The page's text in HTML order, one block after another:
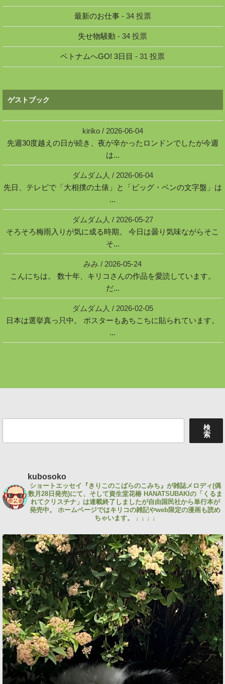
最新のお仕事- 34 投票
失せ物騒動 - 34 投票
ベトナムへGO! 3日目 - 31 投票
ゲストブック
kiriko/ 2026-06-04
先週30度越えの日が続き、夜が辛かったロンドンでしたが今週
は...
ダムダム人 / 2026-06-04
先日、テレビで「大相撲の土俵」と「ビッグ・ベンの文字盤」は
...
ダムダム人 / 2026-05-27
そろそろ梅雨入りが気に成る時期。 今日は曇り気味ながらそこ
そ...
みみ / 2026-05-24
こんにちは。 数十年、キリコさんの作品を愛読しています。
だ...
ダムダム人 / 2026-02-05
日本は選挙真っ只中。 ポスターもあちこちに貼られています。
...
検
索
kubosoko
ショートエッセイ『きりこのこばらのこみち』が雑誌メロディ(偶
数月28日発売)にて、そして資生堂花椿 HANATSUBAKIの「くるま
れてクリスチナ」は連載終了しましたが自由国民社から単行本が
発売中。
ホームページではキリコの雑記やweb限定の漫画も読め
ちゃいます。
↓ ↓ ↓ ↓